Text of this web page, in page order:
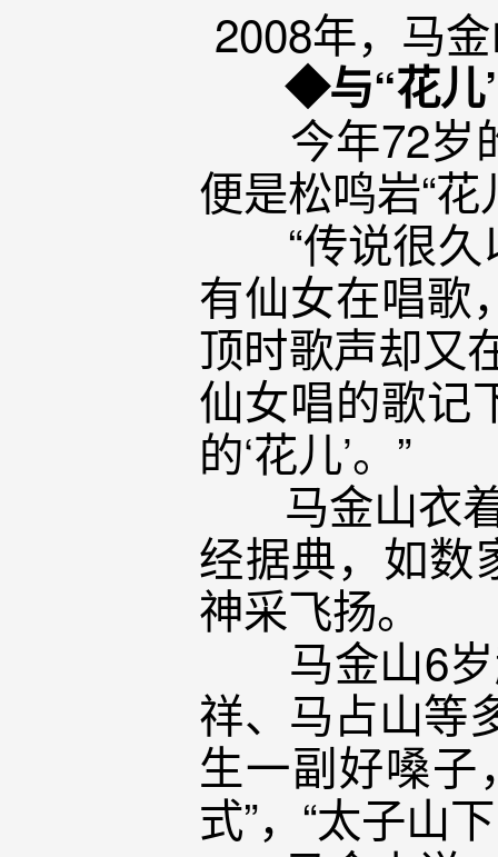
2008年，马
◆与“花儿
今年72岁的
便是松鸣岩“
“传说很久
有仙女在唱歌
顶时歌声却又
仙女唱的歌记
的‘花儿’。”
马金山衣着
经据典，如数
神采飞扬。
马金山6岁
祥、马占山等
生一副好嗓子
式”，“太子山